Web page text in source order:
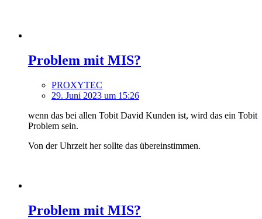
Problem mit MIS?
PROXYTEC
29. Juni 2023 um 15:26
wenn das bei allen Tobit David Kunden ist, wird das ein Tobit
Problem sein.
Von der Uhrzeit her sollte das übereinstimmen.
Problem mit MIS?